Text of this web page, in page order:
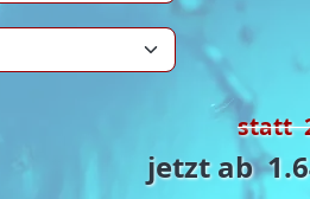
statt
jetzt ab